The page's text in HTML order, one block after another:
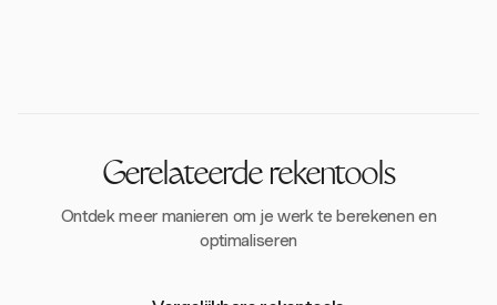
Gerelateerde rekentools
Ontdek meer manieren om je werk te berekenen en
optimaliseren